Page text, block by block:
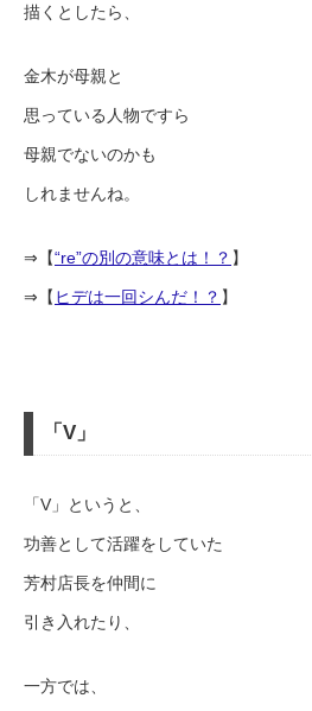
描くとしたら、
金木が母親と
思っている人物ですら
母親でないのかも
しれませんね。
⇒【“re”の別の意味とは！？ 】
⇒【 ヒデは一回シんだ！？ 】
「V」
「V」というと、
功善として活躍をしていた
芳村店長を仲間に
引き入れたり、
一方では、